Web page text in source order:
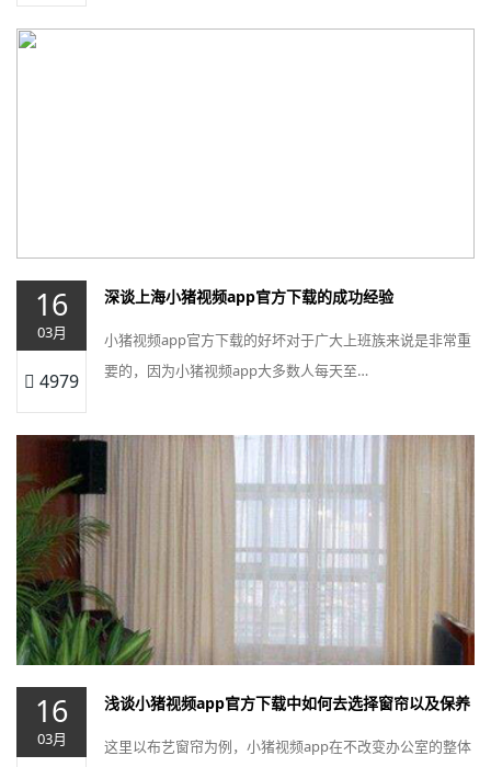
16
03月
4979
深谈上海小猪视频app官方下载的成功经验
小猪视频app官方下载的好坏对于广大上班族来说是非常重
要的，因为小猪视频app大多数人每天至…
16
03月
浅谈小猪视频app官方下载中如何去选择窗帘以及保养
这里以布艺窗帘为例，小猪视频app在不改变办公室的整体